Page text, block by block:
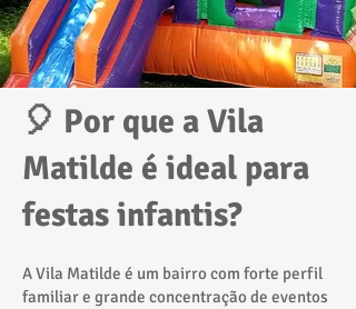
🎈 Por que a Vila
Matilde é ideal para
festas infantis?
A Vila Matilde é um bairro com forte perfil
familiar e grande concentração de eventos